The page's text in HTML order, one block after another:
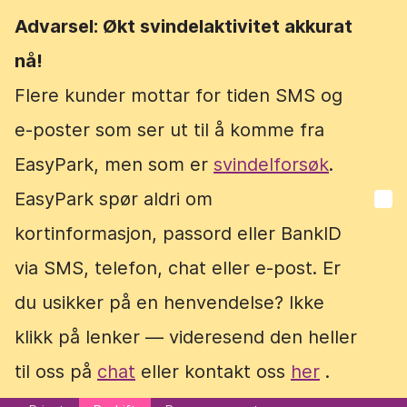
Advarsel: Økt svindelaktivitet akkurat
nå!
Flere kunder mottar for tiden SMS og
e-poster som ser ut til å komme fra
EasyPark, men som er svindelforsøk.
EasyPark spør aldri om
kortinformasjon, passord eller BankID
via SMS, telefon, chat eller e-post. Er
du usikker på en henvendelse? Ikke
klikk på lenker — videresend den heller
til oss på chat eller kontakt oss her .
Advarsel: Økt svindelaktivitet akkurat
nå!
Flere kunder mottar for tiden SMS og
e-poster som ser ut til å komme fra
EasyPark, men som er svindelforsøk.
EasyPark spør aldri om
kortinformasjon, passord eller BankID
via SMS, telefon, chat eller e-post. Er
du usikker på en henvendelse? Ikke
klikk på lenker — videresend den heller
til oss på chat eller kontakt oss her .